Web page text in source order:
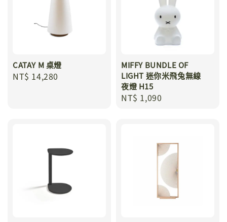
CATAY M 桌燈
Regular
NT$ 14,280
MIFFY BUNDLE OF
LIGHT 迷你米飛兔無線
夜燈 H15
Regular
NT$ 1,090